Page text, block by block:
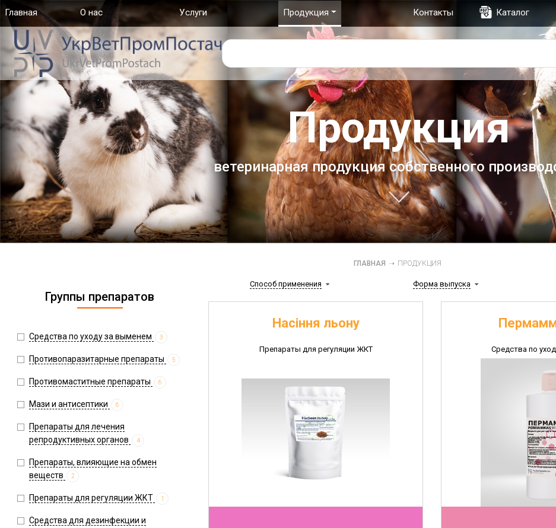
Главная(current) О нас Услуги Продукция Контакты Каталог
Продукция
ветеринарная продукция собственного
ГЛАВНАЯ ➝ ПРОДУКЦИЯ
Группы препаратов
Средства по уходу за выменем 3
Противопаразитарные препараты 5
Противомаститные препараты 6
Мази и антисептики 6
Препараты для лечения
репродуктивных органов
4
Препараты, влияющие на обмен
веществ
2
Препараты для регуляции ЖКТ 1
Средства для дезинфекции и
Способ применения Форма выпуска
Насіння льону
Препараты для регуляции ЖКТ Средства по